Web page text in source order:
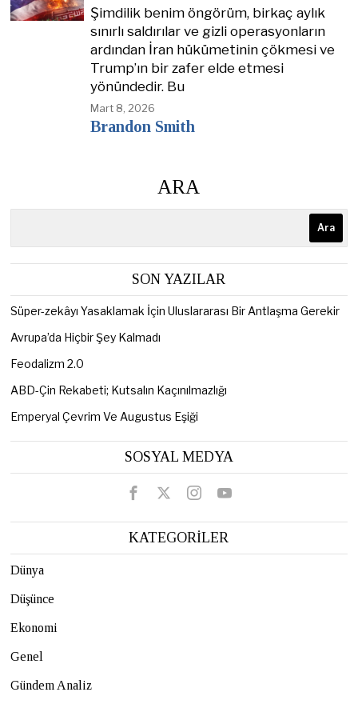
Şimdilik benim öngörüm, birkaç aylık
sınırlı saldırılar ve gizli operasyonların
ardından İran hükümetinin çökmesi ve
Trump’ın bir zafer elde etmesi
yönündedir. Bu
Mart 8, 2026
Brandon Smith
ARA
Ara
SON YAZILAR
Süper-zekâyı Yasaklamak İçin Uluslararası Bir Antlaşma Gerekir
Avrupa’da Hiçbir Şey Kalmadı
Feodalizm 2.0
ABD-Çin Rekabeti; Kutsalın Kaçınılmazlığı
Emperyal Çevrim Ve Augustus Eşiği
SOSYAL MEDYA
KATEGORİLER
Dünya
Düşünce
Ekonomi
Genel
Gündem Analiz